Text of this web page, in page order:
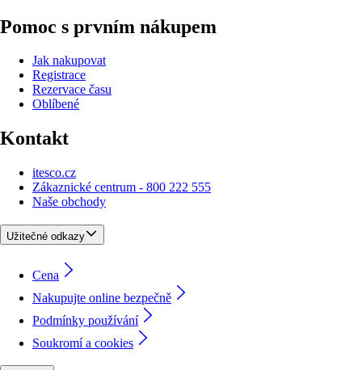
Pomoc s prvním nákupem
Jak nakupovat
Registrace
Rezervace času
Oblíbené
Kontakt
itesco.cz
Zákaznické centrum - 800 222 555
Naše obchody
Užitečné odkazy
Cena
Nakupujte online bezpečně
Podmínky používání
Soukromí a cookies